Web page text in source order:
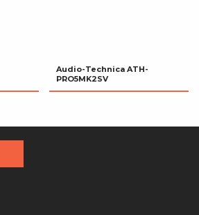
Audio-Technica ATH-
PRO5MK2SV